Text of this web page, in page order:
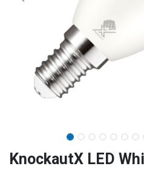
​​​​​​​​​​​​KnockautX LED